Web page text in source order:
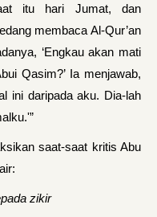
itu hari Jumat, dan
membaca Al-Qur’an
‘Engkau akan mati
Qasim?’ Ia menjawab,
ini daripada aku. Dia-lah
saat-saat kritis Abu
zikir